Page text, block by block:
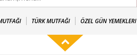
TÜRK MUTFAĞI ÖZEL GÜN YEMEKLERI